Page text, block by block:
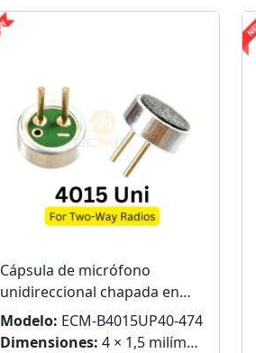
Cápsula de micrófono
unidireccional chapada en
oro de 4 mm para radios
bidireccionales
Modelo: ECM-B4015UP40-474
Dimensiones: 4 × 1,5 milímetros